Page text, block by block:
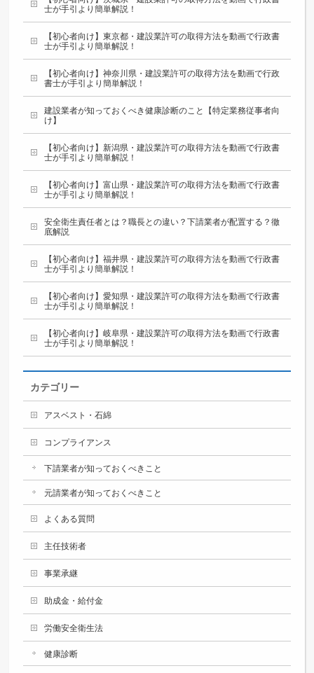
士が手引より簡単解説！
【初心者向け】東京都・建設業許可の取得方法を動画で行政書
士が手引より簡単解説！
【初心者向け】神奈川県・建設業許可の取得方法を動画で行政
書士が手引より簡単解説！
建設業者が知っておくべき健康診断のこと【特定業務従事者向
け】
【初心者向け】新潟県・建設業許可の取得方法を動画で行政書
士が手引より簡単解説！
【初心者向け】富山県・建設業許可の取得方法を動画で行政書
士が手引より簡単解説！
安全衛生責任者とは？職長との違い？下請業者が配置する？徹
底解説
【初心者向け】福井県・建設業許可の取得方法を動画で行政書
士が手引より簡単解説！
【初心者向け】愛知県・建設業許可の取得方法を動画で行政書
士が手引より簡単解説！
【初心者向け】岐阜県・建設業許可の取得方法を動画で行政書
士が手引より簡単解説！
カテゴリー
アスベスト・石綿
コンプライアンス
下請業者が知っておくべきこと
元請業者が知っておくべきこと
よくある質問
主任技術者
事業承継
助成金・給付金
労働安全衛生法
健康診断